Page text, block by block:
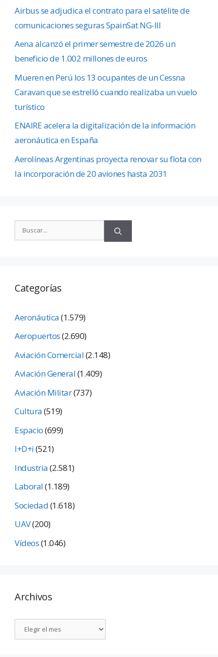
Airbus se adjudica el contrato para el satélite de
comunicaciones seguras SpainSat NG-III
Aena alcanzó el primer semestre de 2026 un
beneficio de 1.002 millones de euros
Mueren en Perú los 13 ocupantes de un Cessna
Caravan que se estrelló cuando realizaba un vuelo
turístico
ENAIRE acelera la digitalización de la información
aeronáutica en España
Aerolíneas Argentinas proyecta renovar su flota con
la incorporación de 20 aviones hasta 2031
Categorías
Aeronáutica(1.579)
Aeropuertos(2.690)
Aviación Comercial(2.148)
Aviación General(1.409)
Aviación Militar(737)
Cultura(519)
Espacio(699)
I+D+i(521)
Industria(2.581)
Laboral(1.189)
Sociedad(1.618)
UAV(200)
Vídeos(1.046)
Archivos